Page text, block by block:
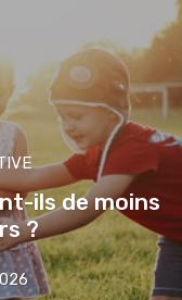
ils de moins
?